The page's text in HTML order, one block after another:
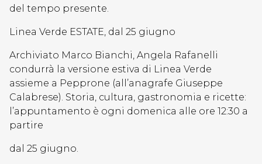
del tempo presente.
Linea Verde ESTATE, dal 25 giugno
Archiviato Marco Bianchi, Angela Rafanelli
condurrà la versione estiva di Linea Verde
assieme a Pepprone (all’anagrafe Giuseppe
Calabrese). Storia, cultura, gastronomia e ricette:
l’appuntamento è ogni domenica alle ore 12:30 a
partire
dal 25 giugno.